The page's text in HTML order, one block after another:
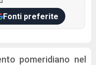
Fonti preferite
pomeridiano nel